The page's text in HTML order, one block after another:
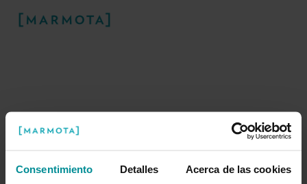
Consentimiento Detalles Acerca de las cookies